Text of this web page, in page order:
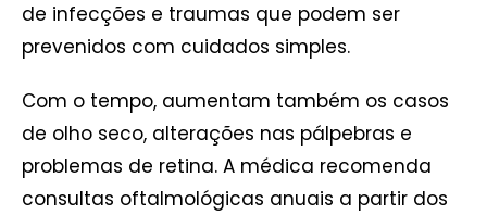
de infecções e traumas que podem ser
prevenidos com cuidados simples.
Com o tempo, aumentam também os casos
de olho seco, alterações nas pálpebras e
problemas de retina. A médica recomenda
consultas oftalmológicas anuais a partir dos